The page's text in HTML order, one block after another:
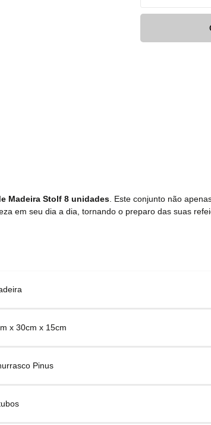
Madeira Stolf 8 unidades . Este conjunto não
em seu dia a dia, tornando o preparo das suas
x 30cm x 15cm
Pinus